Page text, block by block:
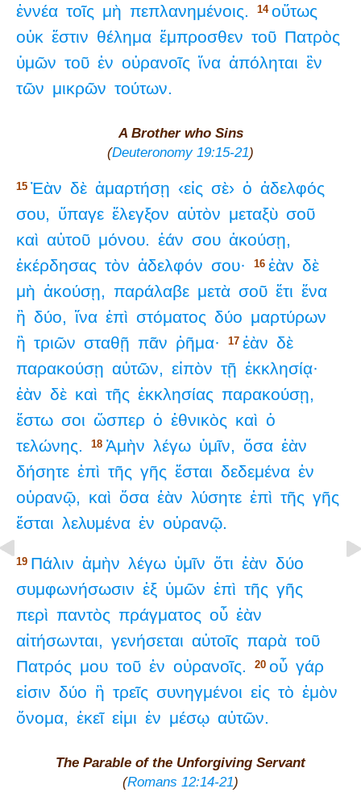
ἐννέα τοῖς μὴ πεπλανημένοις. 14 οὕτως
οὐκ ἔστιν θέλημα ἔμπροσθεν τοῦ Πατρὸς
ὑμῶν τοῦ ἐν οὐρανοῖς ἵνα ἀπόληται ἓν
τῶν μικρῶν τούτων.
A Brother who Sins
(Deuteronomy 19:15-21)
15 Ἐὰν δὲ ἁμαρτήσῃ ‹εἰς σὲ› ὁ ἀδελφός
σου, ὕπαγε ἔλεγξον αὐτὸν μεταξὺ σοῦ
καὶ αὐτοῦ μόνου. ἐάν σου ἀκούσῃ,
ἐκέρδησας τὸν ἀδελφόν σου· 16 ἐὰν δὲ
μὴ ἀκούσῃ, παράλαβε μετὰ σοῦ ἔτι ἕνα
ἢ δύο, ἵνα ἐπὶ στόματος δύο μαρτύρων
ἢ τριῶν σταθῇ πᾶν ῥῆμα· 17 ἐὰν δὲ
παρακούσῃ αὐτῶν, εἰπὸν τῇ ἐκκλησίᾳ·
ἐὰν δὲ καὶ τῆς ἐκκλησίας παρακούσῃ,
ἔστω σοι ὥσπερ ὁ ἐθνικὸς καὶ ὁ
τελώνης.
18 Ἀμὴν λέγω ὑμῖν, ὅσα ἐὰν
δήσητε ἐπὶ τῆς γῆς ἔσται δεδεμένα ἐν
οὐρανῷ, καὶ ὅσα ἐὰν λύσητε ἐπὶ τῆς γῆς
ἔσται λελυμένα ἐν οὐρανῷ.
19 Πάλιν ἀμὴν λέγω ὑμῖν ὅτι ἐὰν δύο
συμφωνήσωσιν ἐξ ὑμῶν ἐπὶ τῆς γῆς
περὶ παντὸς πράγματος οὗ ἐὰν
αἰτήσωνται, γενήσεται αὐτοῖς παρὰ τοῦ
Πατρός μου τοῦ ἐν οὐρανοῖς. 20 οὗ γάρ
εἰσιν δύο ἢ τρεῖς συνηγμένοι εἰς τὸ ἐμὸν
ὄνομα, ἐκεῖ εἰμι ἐν μέσῳ αὐτῶν.
The Parable of the Unforgiving Servant
(Romans 12:14-21)